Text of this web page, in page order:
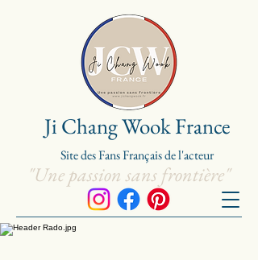
"Une passion sans frontière"
Ji Chang Wook France
Site desFans Français de l'acteur